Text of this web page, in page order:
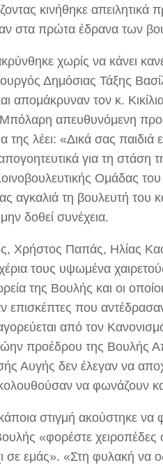
κινήθηκε
στα πρώτα έδρανα των
χωρίς να κάνει
Δημόσιας Τάξης
απομάκρυναν τον κ.
απευθυνόμενη
της λέει: «Δικά σας
για τη στάση
Ομάδας
αγκαλιά τη βουλευτή του
δοθεί συνέχεια.
Χρήστος Παπάς, Ηλίας
τους υψωμένα
της Βουλής και οι
επισκέπτες που
από τον
προέδρου της Βουλής
Αυγής δεν έλεγαν να
να φωνάζουν
στιγμή ακούστηκε να
«φορέστε χειροπέδες
σε εμάς». «Στη φυλακή να